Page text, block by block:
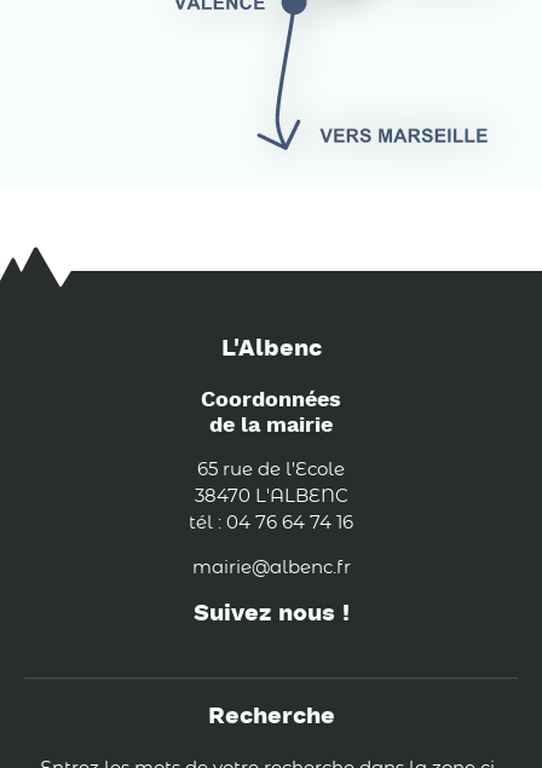
L'Albenc
Coordonnées
de la mairie
65 rue de l'Ecole
38470 L'ALBENC
tél : 04 76 64 74 16
mairie@albenc.fr
Suivez nous !
Recherche